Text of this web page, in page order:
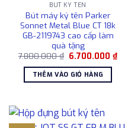
BÚT KÝ TÊN
Bút máy ký tên Parker
Sonnet Metal Blue CT 18k
GB-2119743 cao cấp làm
quà tặng
7.800.000₫ Giá
là:
7.800.000 ₫.
6.700.000₫Giá
hiện
THÊM VÀO GIỎ HÀNG